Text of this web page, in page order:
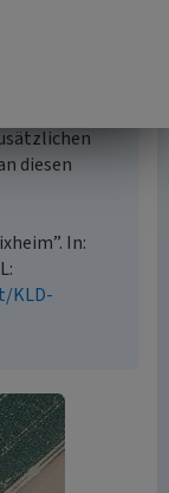
freien
angezeigten
diesen
In:
KLD-